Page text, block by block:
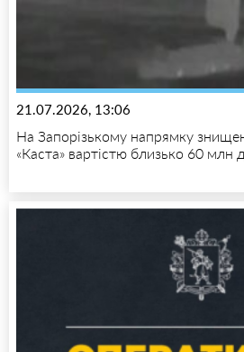
21.07.2026, 13:06
На Запорізькому напрямку
«Каста» вартістю близько 60 млн